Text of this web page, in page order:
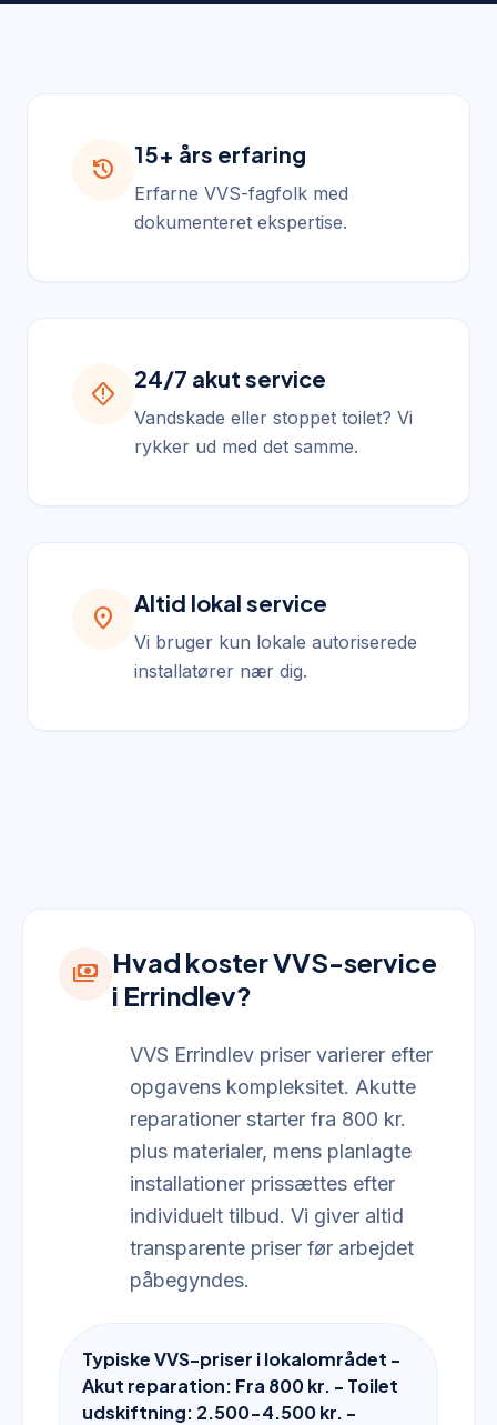
history
15+ års erfaring
Erfarne VVS-fagfolk med
dokumenteret ekspertise.
emergency_home
24/7 akut service
Vandskade eller stoppet toilet? Vi
rykker ud med det samme.
location_on
Altid lokal service
Vi bruger kun lokale autoriserede
installatører nær dig.
payments Hvad koster VVS-service
i Errindlev?
VVS Errindlev priser varierer efter
opgavens kompleksitet. Akutte
reparationer starter fra 800 kr.
plus materialer, mens planlagte
installationer prissættes efter
individuelt tilbud. Vi giver altid
transparente priser før arbejdet
påbegyndes.
Typiske VVS-priser i lokalområdet -
Akut reparation: Fra 800 kr. - Toilet
udskiftning: 2.500-4.500 kr. -